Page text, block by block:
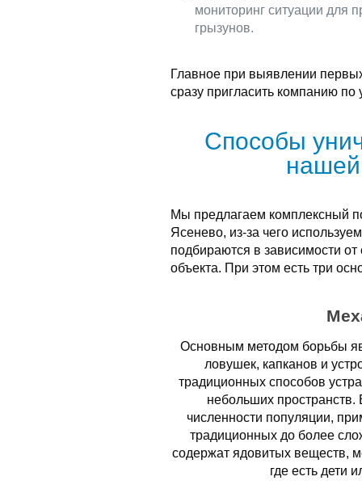
мониторинг ситуации для
грызунов.
Главное при выявлении
сразу пригласить компанию
Способы
Мы предлагаем комплексный
Ясенево, из-за чего
подбираются в зависимости
объекта. При этом есть три
Основным методом борьбы
ловушек, капканов и
традиционных способов
небольших
численности популяции,
традиционных до более
содержат ядовитых веществ,
где есть дети